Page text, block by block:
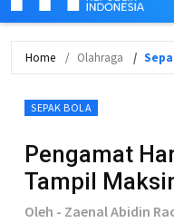
Home Olahraga
SEPAK BOLA
Pengamat
Tampil
Oleh - Zaenal Abidin